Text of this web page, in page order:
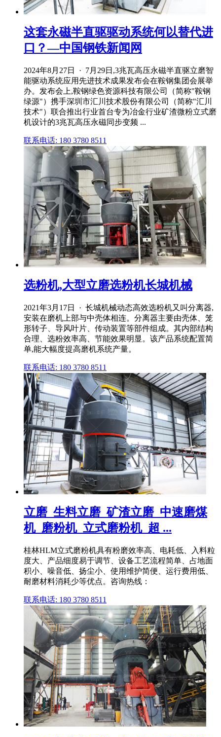
这套永磁半直驱驱动系统何以替代进
口？—中国钢铁新闻网
2024年8月27日 · 7月29日,3兆瓦高压永磁半直驱立磨智
能驱动系统应用先进技术成果发布会在鞍钢集团会展举
办。发布会上,鞍钢绿色资源科技有限公司（简称"鞍钢
绿源"）携手深圳市汇川技术股份有限公司（简称"汇川
技术"）联合推出行业首台专为冶金行业矿渣微粉立式磨
机设计的3兆瓦高压永磁同步变频 ...
联系电话: 180 3780 8511
选粉机,大型立磨选粉机长城机械
2021年3月17日 · 长城机械动态高效选粉机又叫分离器,
安装在磨机上部与中壳体相连。分离器主要由壳体、笼
形转子、导风叶片、传动装置等部件组成。其内部结构
合理、选粉效率高、节能效果明显。该产品系统配置简
单,能大幅度提高磨机系统产量。
联系电话: 180 3780 8511
立磨_生料立磨_矿渣立磨_中速磨煤
机_磨粉机_立式磨粉机_超 ...
桂林HLM立式磨粉机具有粉磨效率高、电耗低、入料粒
度大、产品细度易于调节、设备工艺流程简单、占地面
积小、噪音低、扬尘小、使用维护简便、运行费用低、
耐磨材料消耗少等优点。咨询热线：
联系电话: 180 3780 8511